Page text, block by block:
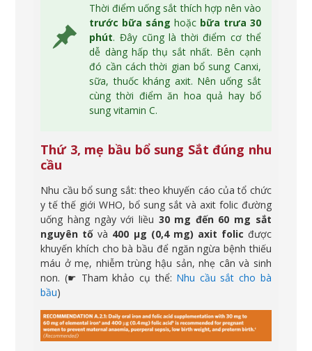
Thời điểm uống sắt thích hợp nên vào
trước bữa sáng hoặc bữa trưa 30
phút. Đây cũng là thời điểm cơ thể
dễ dàng hấp thụ sắt nhất. Bên cạnh
đó cần cách thời gian bổ sung Canxi,
sữa, thuốc kháng axit. Nên uống sắt
cùng thời điểm ăn hoa quả hay bổ
sung vitamin C.
Thứ 3, mẹ bầu bổ sung Sắt đúng nhu
cầu
Nhu cầu bổ sung sắt: theo khuyến cáo của tổ chức
y tế thế giới WHO, bổ sung sắt và axit folic đường
uống hàng ngày với liều 30 mg đến 60 mg sắt
nguyên tố và 400 µg (0,4 mg) axit folic được
khuyến khích cho bà bầu để ngăn ngừa bệnh thiếu
máu ở mẹ, nhiễm trùng hậu sản, nhẹ cân và sinh
non. (☛ Tham khảo cụ thể: Nhu cầu sắt cho bà
bầu)